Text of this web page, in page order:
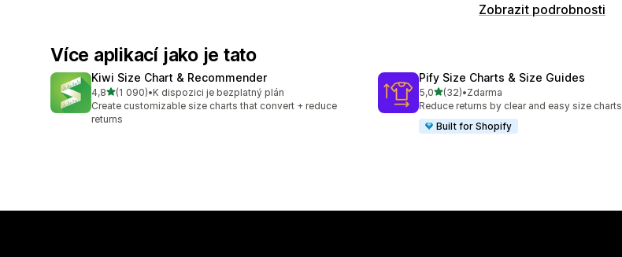
Zobrazit podrobnosti
Více aplikací jako je tato
Kiwi Size Chart & Recommender
4,8z 5 hvězd
(1 090)
Celkový počet recenzí: 1090
•K dispozici je bezplatný plán
Create customizable size charts that convert + reduce
returns
Pify Size Charts & Size Guides
5,0z 5 hvězd
(32)
Celkový počet recenzí: 32
•Zdarma
Reduce returns by clear and easy size charts
Built for Shopify